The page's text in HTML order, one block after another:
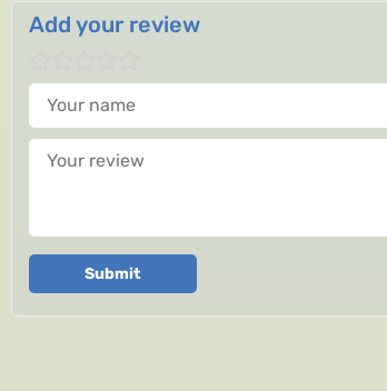
Add your review
Your name
Your review
Submit